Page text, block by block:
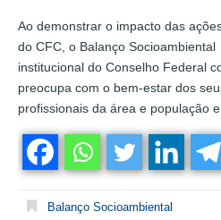
Ao demonstrar o impacto das
do CFC, o Balanço
institucional do Conselho Federal
preocupa com o bem-estar dos
profissionais da área e população
Balanço Socioambiental